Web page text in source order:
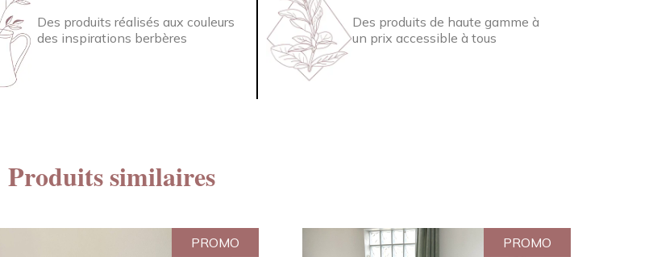
Des produits réalisés aux couleurs
des inspirations berbères
Des produits de haute gamme à
un prix accessible à tous
Produits similaires
PROMO PROMO